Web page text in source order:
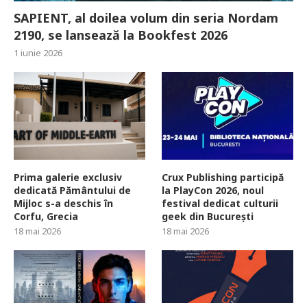
SAPIENT, al doilea volum din seria Nordam
2190, se lansează la Bookfest 2026
1 iunie 2026
Prima galerie exclusiv
dedicată Pământului de
Mijloc s-a deschis în
Corfu, Grecia
18 mai 2026
Crux Publishing participă
la PlayCon 2026, noul
festival dedicat culturii
geek din București
18 mai 2026